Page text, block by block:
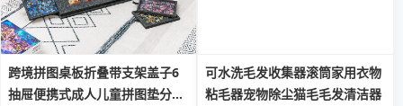
跨境拼图桌板折叠带支架盖子6
抽屉便携式成人儿童拼图垫分类
可水洗毛发收集器滚筒家用衣物
粘毛器宠物除尘猫毛毛发清洁器